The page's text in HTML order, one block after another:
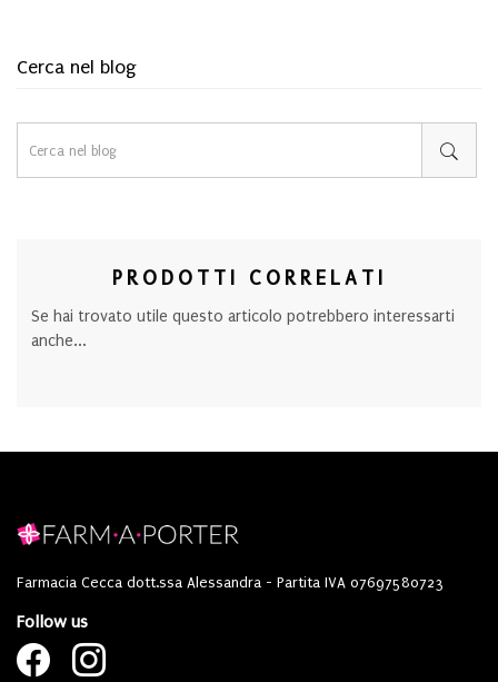
Cerca nel blog
PRODOTTI CORRELATI
Se hai trovato utile questo articolo potrebbero interessarti
anche...
Farmacia Cecca dott.ssa Alessandra - Partita IVA 07697580723
Follow us